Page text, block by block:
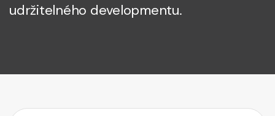
udržitelného developmentu.